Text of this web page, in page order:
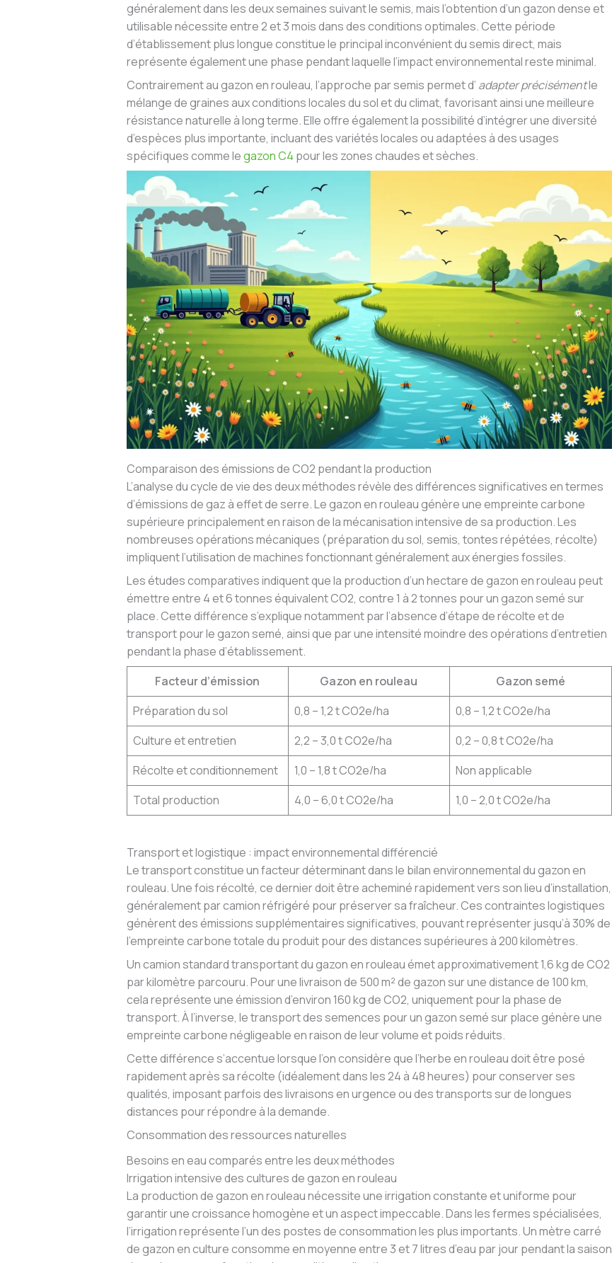
généralement dans les deux semaines suivant le semis, mais l’obtention d’un gazon dense et
utilisable nécessite entre 2 et 3 mois dans des conditions optimales. Cette période
d’établissement plus longue constitue le principal inconvénient du semis direct, mais
représente également une phase pendant laquelle l’impact environnemental reste minimal.
Contrairement au gazon en rouleau, l’approche par semis permet d’ adapter précisémentle
mélange de graines aux conditions locales du sol et du climat, favorisant ainsi une meilleure
résistance naturelle à long terme. Elle offre également la possibilité d’intégrer une diversité
d’espèces plus importante, incluant des variétés locales ou adaptées à des usages
spécifiques comme legazon C4 pour les zones chaudes et sèches.
Comparaison des émissions de CO2 pendant la production
L’analyse du cycle de vie des deux méthodes révèle des différences significatives en termes
d’émissions de gaz à effet de serre. Le gazon en rouleau génère une empreinte carbone
supérieure principalement en raison de la mécanisation intensive de sa production. Les
nombreuses opérations mécaniques (préparation du sol, semis, tontes répétées, récolte)
impliquent l’utilisation de machines fonctionnant généralement aux énergies fossiles.
Les études comparatives indiquent que la production d’un hectare de gazon en rouleau peut
émettre entre 4 et 6 tonnes équivalent CO2, contre 1 à 2 tonnes pour un gazon semé sur
place. Cette différence s’explique notamment par l’absence d’étape de récolte et de
transport pour le gazon semé, ainsi que par une intensité moindre des opérations d’entretien
pendant la phase d’établissement.
Facteur d’émission
Gazon en rouleau
Gazon semé
Préparation du sol
0,8 – 1,2 t CO2e/ha
0,8 – 1,2 t CO2e/ha
Culture et entretien
2,2 – 3,0 t CO2e/ha
0,2 – 0,8 t CO2e/ha
Récolte et conditionnement
1,0 – 1,8 t CO2e/ha
Non applicable
Total production
4,0 – 6,0 t CO2e/ha 1,0 – 2,0 t CO2e/ha
Transport et logistique : impact environnemental différencié
Le transport constitue un facteur déterminant dans le bilan environnemental du gazon en
rouleau. Une fois récolté, ce dernier doit être acheminé rapidement vers son lieu d’installation,
généralement par camion réfrigéré pour préserver sa fraîcheur. Ces contraintes logistiques
génèrent des émissions supplémentaires significatives, pouvant représenter jusqu’à 30% de
l’empreinte carbone totale du produit pour des distances supérieures à 200 kilomètres.
Un camion standard transportant du gazon en rouleau émet approximativement 1,6 kg de CO2
par kilomètre parcouru. Pour une livraison de 500 m² de gazon sur une distance de 100 km,
cela représente une émission d’environ 160 kg de CO2, uniquement pour la phase de
transport. À l’inverse, le transport des semences pour un gazon semé sur place génère une
empreinte carbone négligeable en raison de leur volume et poids réduits.
Cette différence s’accentue lorsque l’on considère que l’herbe en rouleau doit être posé
rapidement après sa récolte (idéalement dans les 24 à 48 heures) pour conserver ses
qualités, imposant parfois des livraisons en urgence ou des transports sur de longues
distances pour répondre à la demande.
Consommation des ressources naturelles
Besoins en eau comparés entre les deux méthodes
Irrigation intensive des cultures de gazon en rouleau
La production de gazon en rouleau nécessite une irrigation constante et uniforme pour
garantir une croissance homogène et un aspect impeccable. Dans les fermes spécialisées,
l’irrigation représente l’un des postes de consommation les plus importants. Un mètre carré
de gazon en culture consomme en moyenne entre 3 et 7 litres d’eau par jour pendant la saison